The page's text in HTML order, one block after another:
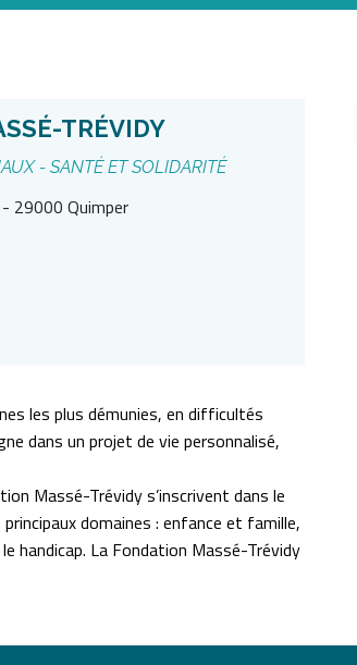
TRÉVIDY
- SANTÉ ET SOLIDARITÉ
- 29000 Quimper
les plus démunies, en difficultés
dans un projet de vie personnalisé,
Massé-Trévidy s’inscrivent dans le
domaines : enfance et famille,
handicap. La Fondation Massé-Trévidy